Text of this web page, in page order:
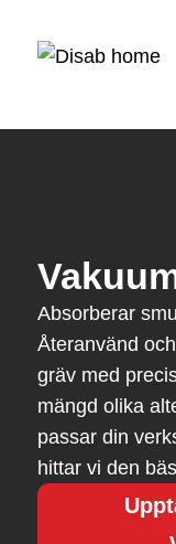
Absorberar
Återanvänd
gräv med
mängd olika
passar din
hittar vi den